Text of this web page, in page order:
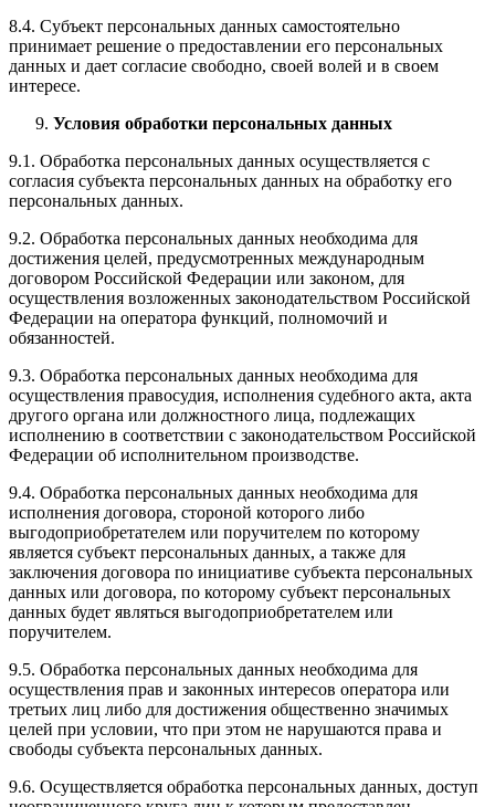
8.4. Субъект персональных данных самостоятельно
принимает решение о предоставлении его персональных
данных и дает согласие свободно, своей волей и в своем
интересе.
Условия обработки персональных данных
9.1. Обработка персональных данных осуществляется с
согласия субъекта персональных данных на обработку его
персональных данных.
9.2. Обработка персональных данных необходима для
достижения целей, предусмотренных международным
договором Российской Федерации или законом, для
осуществления возложенных законодательством Российской
Федерации на оператора функций, полномочий и
обязанностей.
9.3. Обработка персональных данных необходима для
осуществления правосудия, исполнения судебного акта, акта
другого органа или должностного лица, подлежащих
исполнению в соответствии с законодательством Российской
Федерации об исполнительном производстве.
9.4. Обработка персональных данных необходима для
исполнения договора, стороной которого либо
выгодоприобретателем или поручителем по которому
является субъект персональных данных, а также для
заключения договора по инициативе субъекта персональных
данных или договора, по которому субъект персональных
данных будет являться выгодоприобретателем или
поручителем.
9.5. Обработка персональных данных необходима для
осуществления прав и законных интересов оператора или
третьих лиц либо для достижения общественно значимых
целей при условии, что при этом не нарушаются права и
свободы субъекта персональных данных.
9.6. Осуществляется обработка персональных данных, доступ